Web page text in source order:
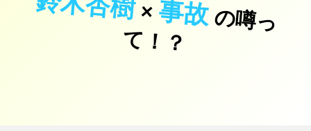
×事故の
噂
っ
て
！
？